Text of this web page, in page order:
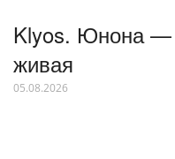
Klyos. Юнона —
живая
05.08.2026